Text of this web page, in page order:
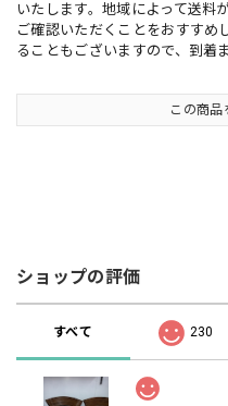
いたします。地域によって送料
ご確認いただくことをおすすめ
ることもございますので、到着
この商品
ショップの評価
すべて 230